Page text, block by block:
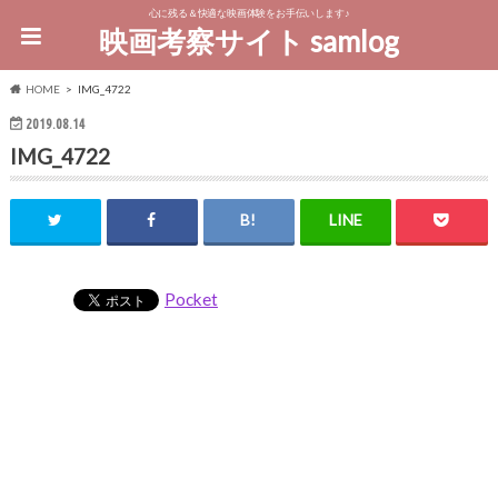
心に残る＆快適な映画体験をお手伝いします♪
映画考察サイト samlog
HOME IMG_4722
2019.08.14
IMG_4722
Pocket